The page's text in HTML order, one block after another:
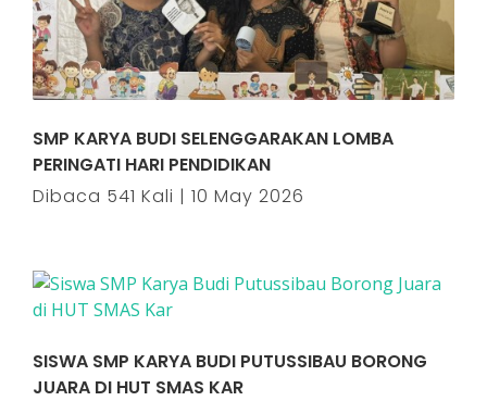
SMP KARYA BUDI SELENGGARAKAN LOMBA
PERINGATI HARI PENDIDIKAN
Dibaca 541 Kali | 10 May 2026
SISWA SMP KARYA BUDI PUTUSSIBAU BORONG
JUARA DI HUT SMAS KAR